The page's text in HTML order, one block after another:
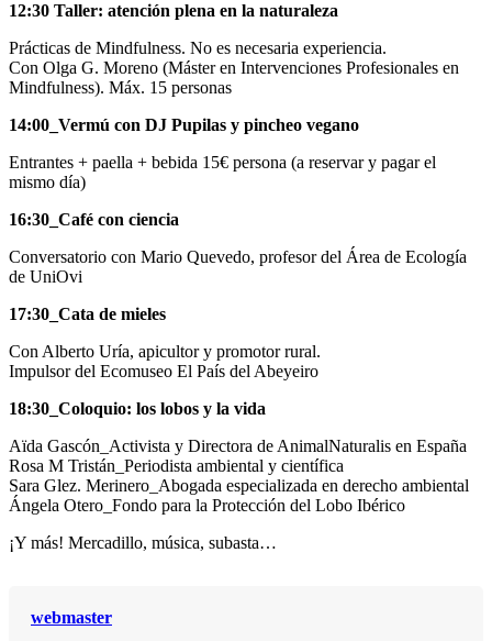
12:30 Taller: atención plena en la naturaleza
Prácticas de Mindfulness. No es necesaria experiencia.
Con Olga G. Moreno (Máster en Intervenciones Profesionales en
Mindfulness). Máx. 15 personas
14:00_Vermú con DJ Pupilas y pincheo vegano
Entrantes + paella + bebida 15€ persona (a reservar y pagar el
mismo día)
16:30_Café con ciencia
Conversatorio con Mario Quevedo, profesor del Área de Ecología
de UniOvi
17:30_Cata de mieles
Con Alberto Uría, apicultor y promotor rural.
Impulsor del Ecomuseo El País del Abeyeiro
18:30_Coloquio: los lobos y la vida
Aïda Gascón_Activista y Directora de AnimalNaturalis en España
Rosa M Tristán_Periodista ambiental y científica
Sara Glez. Merinero_Abogada especializada en derecho ambiental
Ángela Otero_Fondo para la Protección del Lobo Ibérico
¡Y más! Mercadillo, música, subasta…
webmaster